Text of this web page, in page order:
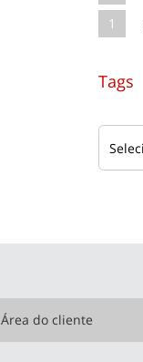
1
Tags
Área do cliente